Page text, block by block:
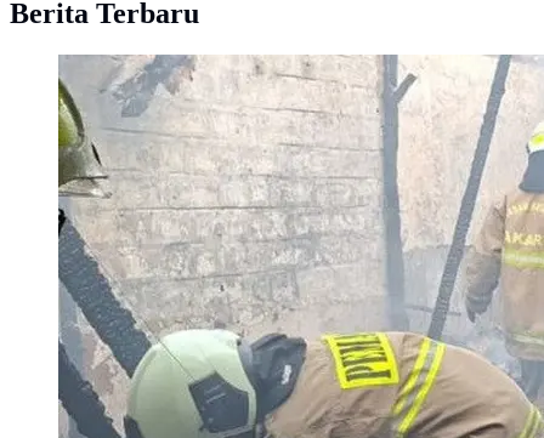
Berita Terbaru